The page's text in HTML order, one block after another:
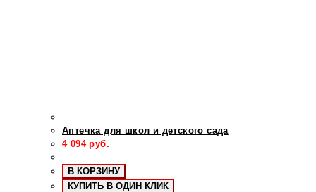
Аптечка для школ и детского сада
4 094руб.
В КОРЗИНУ
КУПИТЬ В ОДИН КЛИК